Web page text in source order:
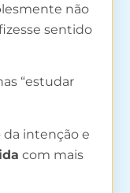
não
sentido
“estudar
da intenção e
com mais